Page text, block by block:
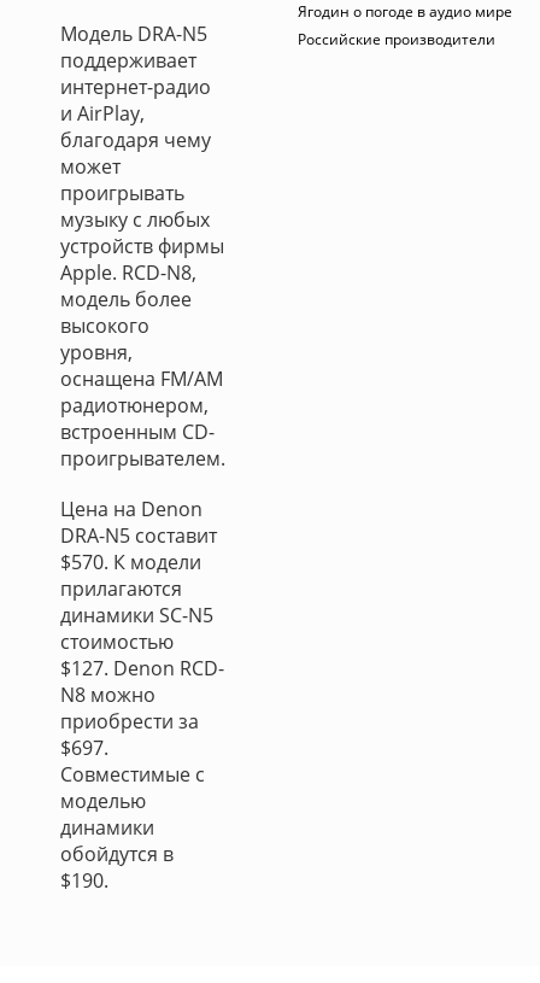
Модель DRA-N5
поддерживает
интернет-радио
и AirPlay,
благодаря чему
может
проигрывать
музыку с любых
устройств фирмы
Apple. RCD-N8,
модель более
высокого
уровня,
оснащена FM/AM
радиотюнером,
встроенным CD-
проигрывателем.
Цена на Denon
DRA-N5 составит
$570. К модели
прилагаются
динамики SC-N5
стоимостью
$127. Denon RCD-
N8 можно
приобрести за
$697.
Совместимые с
моделью
динамики
обойдутся в
$190.
Ягодин о погоде в аудио мире
Российские производители